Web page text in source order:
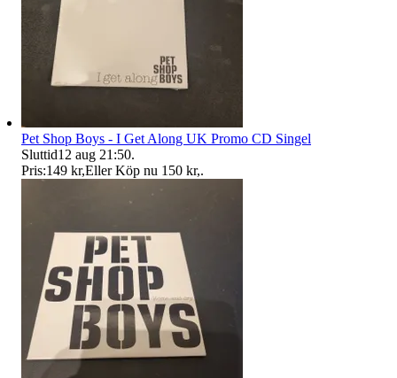
Pet Shop Boys - I Get Along UK Promo CD Singel
Sluttid12 aug 21:50.
Pris:149 kr,Eller Köp nu 150 kr,.